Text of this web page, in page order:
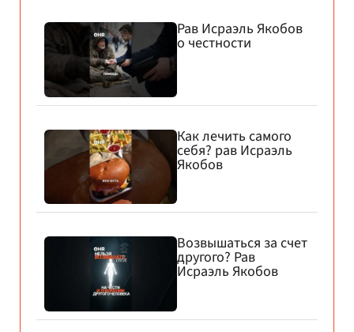
Рав Исраэль Якобов
о честности
Как лечить самого
себя? рав Исраэль
Якобов
Возвышаться за счет
другого? Рав
Исраэль Якобов